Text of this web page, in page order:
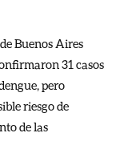
Buenos Aires
31 casos
pero
riesgo de
de las